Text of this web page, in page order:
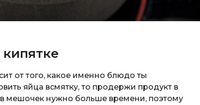
от того, какое именно блюдо ты
яйца всмятку, то продержи продукт в
мешочек нужно больше времени, поэтому